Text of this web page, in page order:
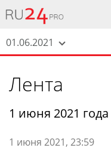
01.06.2021
Лента
1 июня 2021 года
1 июня 2021, 23:59